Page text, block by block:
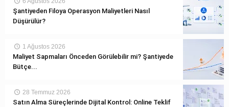
Şantiyeden Filoya Operasyon Maliyetleri Nasıl
Düşürülür?
1 Ağustos 2026
Maliyet Sapmaları Önceden Görülebilir mi? Şantiyede
Bütçe...
28 Temmuz 2026
Satın Alma Süreçlerinde Dijital Kontrol: Online Teklif